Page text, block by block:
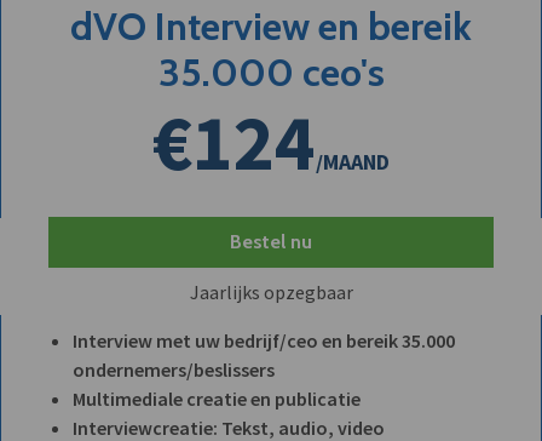
dVO Interview en bereik
35.000 ceo's
€124/MAAND
Bestel nu
Jaarlijks opzegbaar
Interview met uw bedrijf/ceo en bereik 35.000
ondernemers/beslissers
Multimediale creatie en publicatie
Interviewcreatie: Tekst, audio, video